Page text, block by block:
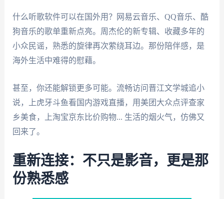
什么听歌软件可以在国外用？网易云音乐、QQ音乐、酷
狗音乐的歌单重新点亮。周杰伦的新专辑、收藏多年的
小众民谣，熟悉的旋律再次萦绕耳边。那份陪伴感，是
海外生活中难得的慰藉。
甚至，你还能解锁更多可能。流畅访问晋江文学城追小
说，上虎牙斗鱼看国内游戏直播，用美团大众点评查家
乡美食，上淘宝京东比价购物... 生活的烟火气，仿佛又
回来了。
重新连接：不只是影音，更是那
份熟悉感